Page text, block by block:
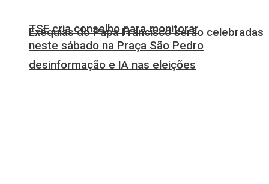
TSE cria conselho para monitorar
desinformação e IA nas eleições
Exéquias do Papa Francisco serão celebradas
neste sábado na Praça São Pedro